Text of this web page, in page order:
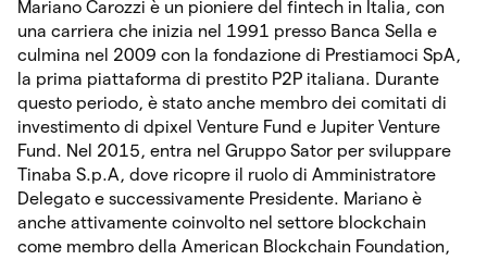
Mariano Carozzi è un pioniere del fintech in Italia, con
una carriera che inizia nel 1991 presso Banca Sella e
culmina nel 2009 con la fondazione di Prestiamoci SpA,
la prima piattaforma di prestito P2P italiana. Durante
questo periodo, è stato anche membro dei comitati di
investimento di dpixel Venture Fund e Jupiter Venture
Fund. Nel 2015, entra nel Gruppo Sator per sviluppare
Tinaba S.p.A, dove ricopre il ruolo di Amministratore
Delegato e successivamente Presidente. Mariano è
anche attivamente coinvolto nel settore blockchain
come membro della American Blockchain Foundation,